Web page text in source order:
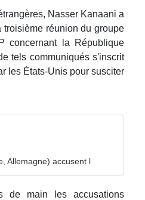
Nasser Kanaani a
réunion du groupe
concernant la République
tels communiqués s'inscrit
les États-Unis pour susciter
Allemagne) accusent l
de main les accusations